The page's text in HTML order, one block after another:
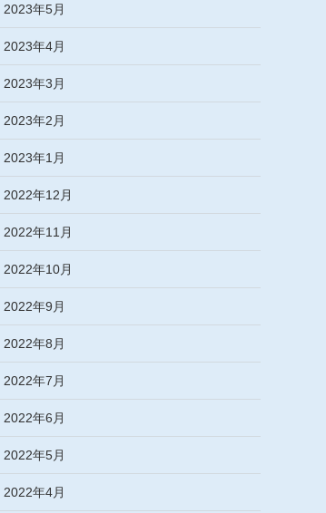
2023年5月
2023年4月
2023年3月
2023年2月
2023年1月
2022年12月
2022年11月
2022年10月
2022年9月
2022年8月
2022年7月
2022年6月
2022年5月
2022年4月